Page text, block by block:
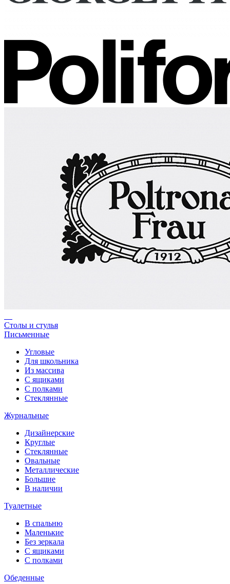
Столы и стулья
Письменные
Угловые
Для школьника
Из массива
С ящиками
С полками
Стеклянные
Журнальные
Дизайнерские
Круглые
Стеклянные
Овальные
Металлические
Большие
В наличии
Туалетные
В спальню
Маленькие
Без зеркала
С ящиками
С полками
Обеденные